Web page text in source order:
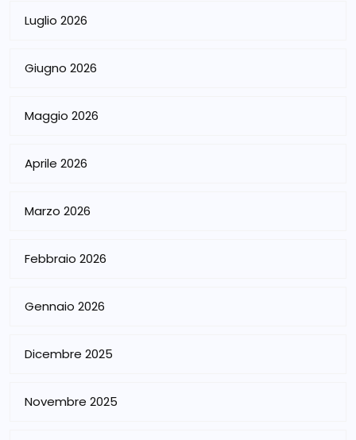
Luglio 2026
Giugno 2026
Maggio 2026
Aprile 2026
Marzo 2026
Febbraio 2026
Gennaio 2026
Dicembre 2025
Novembre 2025